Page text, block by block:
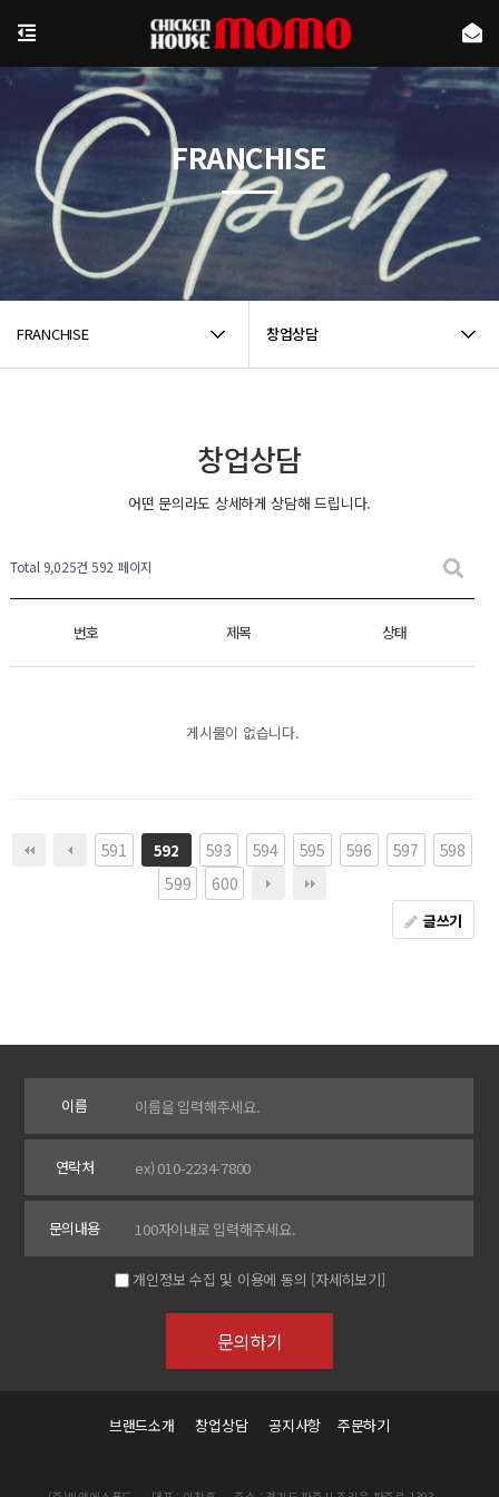
FRANCHISE 창업상담
FRANCHISE
창업상담
어떤 문의라도 상세하게 상담해 드립니다.
Total 9,025건 592 페이지
번호 제목 상태
게시물이 없습니다.
591 592 593 594 595 596 597
598
599
600
글쓰기
이름
연락처
문의내용
개인정보 수집 및 이용에 동의 [자세히보기]
브랜드소개 창업상담 공지사항 주문하기